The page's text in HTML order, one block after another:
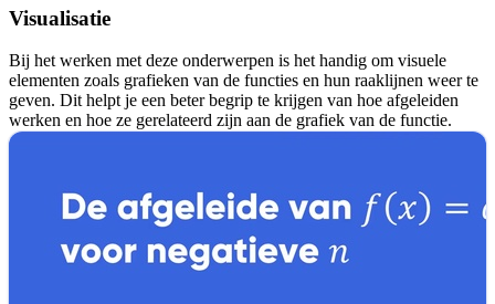
Visualisatie
Bij het werken met deze onderwerpen is het handig om visuele
elementen zoals grafieken van de functies en hun raaklijnen weer te
geven. Dit helpt je een beter begrip te krijgen van hoe afgeleiden
werken en hoe ze gerelateerd zijn aan de grafiek van de functie.